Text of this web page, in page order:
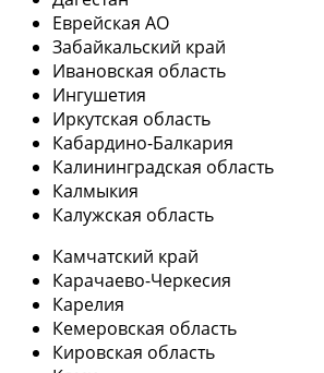
Еврейская АО
Забайкальский край
Ивановская область
Ингушетия
Иркутская область
Кабардино-Балкария
Калининградская область
Калмыкия
Калужская область
Камчатский край
Карачаево-Черкесия
Карелия
Кемеровская область
Кировская область